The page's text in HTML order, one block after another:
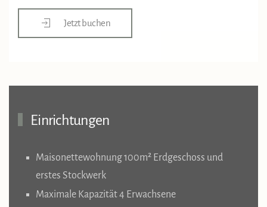
Jetzt buchen
Einrichtungen
Maisonettewohnung 100m² Erdgeschoss und
erstes Stockwerk
Maximale Kapazität 4 Erwachsene